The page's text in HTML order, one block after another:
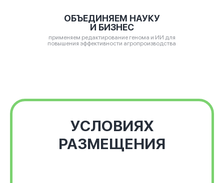
ОБЪЕДИНЯЕМ НАУКУ
И БИЗНЕС
применяем редактирование генома и ИИ для
повышения эффективности агропроизводства
УСЛОВИЯХ
РАЗМЕЩЕНИЯ